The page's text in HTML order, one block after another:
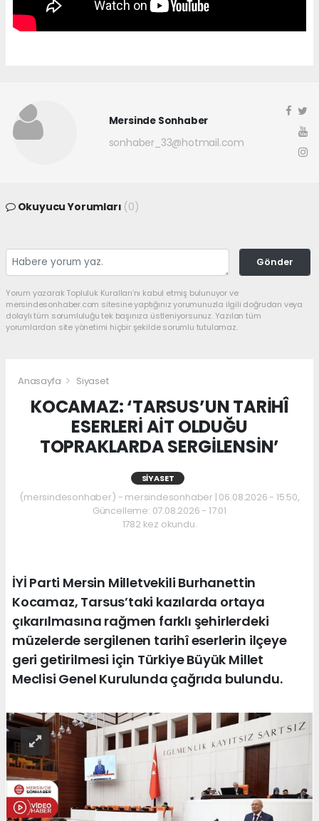
Mersinde Sonhaber
sonhaber_33@hotmail.com
Okuyucu Yorumları (0)
Gönder
Yorum yazarak Topluluk Kuralları’nı kabul etmiş bulunuyor ve
mersindesonhaber.com sitesine yaptığınız yorumunuzla ilgili doğrudan veya
dolaylı tüm sorumluluğu tek başınıza üstleniyorsunuz. Yazılan tüm
yorumlardan site yönetimi hiçbir şekilde sorumlu tutulamaz.
Anasayfa Siyaset
KOCAMAZ: ‘TARSUS’UN TARİHÎ
ESERLERİ AİT OLDUĞU
TOPRAKLARDA SERGİLENSİN’
SIYASET
(mersindesonhaber) - mersindesonhaber | 06.08.2026 - 15:50,
Güncelleme: 07.08.2026 - 17:01
1782 kez okundu.
İYİ Parti Mersin Milletvekili Burhanettin
Kocamaz, Tarsus’taki kazılarda ortaya
çıkarılmasına rağmen farklı şehirlerdeki
müzelerde sergilenen tarihî eserlerin ilçeye
geri getirilmesi için Türkiye Büyük Millet
Meclisi Genel Kurulunda çağrıda bulundu.